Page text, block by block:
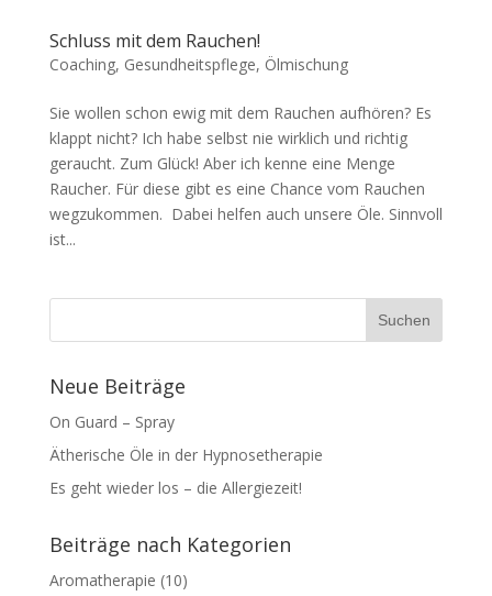
Schluss mit dem Rauchen!
Coaching, Gesundheitspflege, Ölmischung
Sie wollen schon ewig mit dem Rauchen aufhören? Es
klappt nicht? Ich habe selbst nie wirklich und richtig
geraucht. Zum Glück! Aber ich kenne eine Menge
Raucher. Für diese gibt es eine Chance vom Rauchen
wegzukommen. Dabei helfen auch unsere Öle. Sinnvoll
ist...
Neue Beiträge
On Guard – Spray
Ätherische Öle in der Hypnosetherapie
Es geht wieder los – die Allergiezeit!
Beiträge nach Kategorien
Aromatherapie (10)